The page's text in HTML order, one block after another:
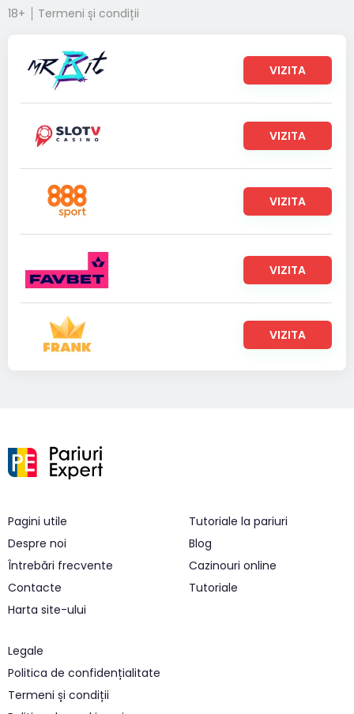
18+ Termeni și condiții
VIZITA
VIZITA
VIZITA
VIZITA
VIZITA
Pagini utile
Despre noi
Întrebări frecvente
Contacte
Harta site-ului
Tutoriale la pariuri
Blog
Cazinouri online
Tutoriale
Legale
Politica de confidențialitate
Termeni și condiții